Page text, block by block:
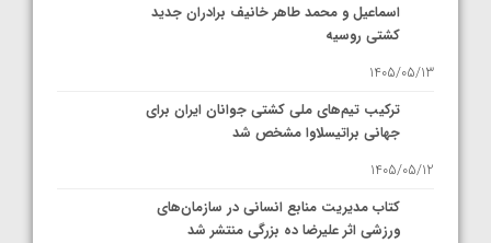
اسماعیل و محمد طاهر خانیف برادران جدید
کشتی روسیه
1405/05/13
ترکیب تیم‌های ملی کشتی جوانان ایران برای
جهانی براتیسلاوا مشخص شد
1405/05/12
کتاب مدیریت منابع انسانی در سازمان‌های
ورزشی اثر علیرضا ده بزرگی منتشر شد